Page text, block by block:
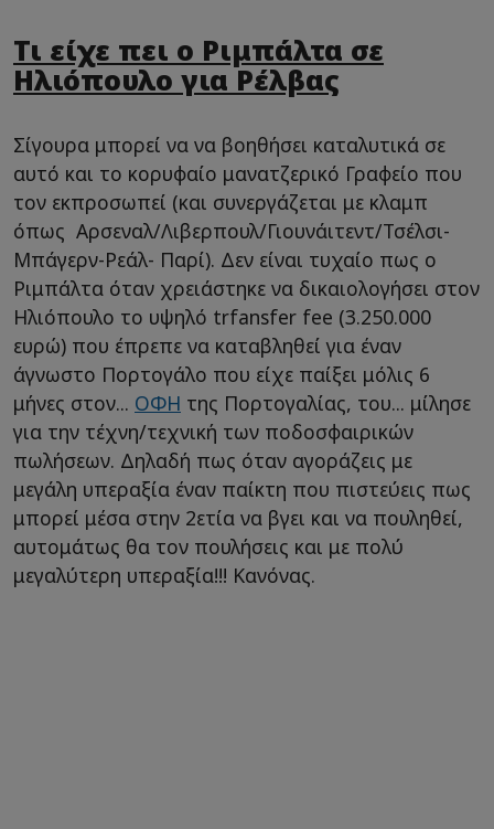
Τι είχε πει ο Ριμπάλτα σε
Ηλιόπουλο για Ρέλβας
Σίγουρα μπορεί να να βοηθήσει καταλυτικά σε
αυτό και το κορυφαίο μανατζερικό Γραφείο που
τον εκπροσωπεί (και συνεργάζεται με κλαμπ
όπως Αρσεναλ/Λιβερπουλ/Γιουνάιτεντ/Τσέλσι-
Μπάγερν-Ρεάλ- Παρί). Δεν είναι τυχαίο πως ο
Ριμπάλτα όταν χρειάστηκε να δικαιολογήσει στον
Ηλιόπουλο το υψηλό trfansfer fee (3.250.000
ευρώ) που έπρεπε να καταβληθεί για έναν
άγνωστο Πορτογάλο που είχε παίξει μόλις 6
μήνες στον... ΟΦΗ της Πορτογαλίας, του... μίλησε
για την τέχνη/τεχνική των ποδοσφαιρικών
πωλήσεων. Δηλαδή πως όταν αγοράζεις με
μεγάλη υπεραξία έναν παίκτη που πιστεύεις πως
μπορεί μέσα στην 2ετία να βγει και να πουληθεί,
αυτομάτως θα τον πουλήσεις και με πολύ
μεγαλύτερη υπεραξία!!! Κανόνας.